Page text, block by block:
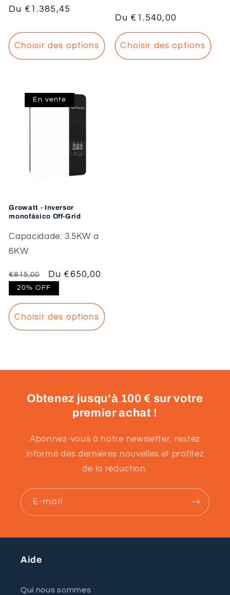
Prix
Du €1.385,45
Choisir des options
Prix
habituel
Du €1.540,00
Choisir des options
En vente
Growatt - Inversor
monofásico Off-Grid
Capacidade: 3.5KW a
6KW
Prix
habituel
€815,00
Prix
promotionnel
Du €650,00
20% OFF
Choisir des options
Obtenez jusqu'à 100 € sur votre
premier achat !
Abonnez-vous à notre newsletter, restez
informé des dernières nouvelles et profitez
de la réduction.
E-mail
Aide
Qui nous sommes